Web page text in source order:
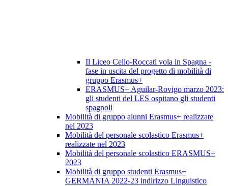
Il Liceo Celio-Roccati vola in Spagna -
fase in uscita del progetto di mobilità di
gruppo Erasmus+
ERASMUS+ Aguilar-Rovigo marzo 2023:
gli studenti del LES ospitano gli studenti
spagnoli
Mobilità di gruppo alunni Erasmus+ realizzate
nel 2023
Mobilità del personale scolastico Erasmus+
realizzate nel 2023
Mobilità del personale scolastico ERASMUS+
2023
Mobilità di gruppo studenti Erasmus+
GERMANIA 2022-23 indirizzo Linguistico